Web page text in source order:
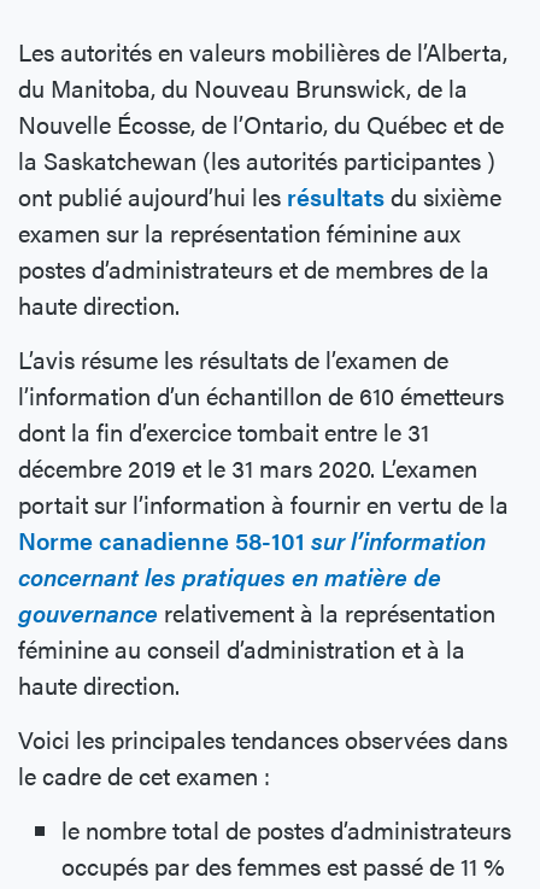
Les autorités en valeurs mobilières de l’Alberta,
du Manitoba, du Nouveau Brunswick, de la
Nouvelle Écosse, de l’Ontario, du Québec et de
la Saskatchewan (les autorités participantes )
ont publié aujourd’hui les résultatsdu sixième
examen sur la représentation féminine aux
postes d’administrateurs et de membres de la
haute direction.
L’avis résume les résultats de l’examen de
l’information d’un échantillon de 610 émetteurs
dont la fin d’exercice tombait entre le 31
décembre 2019 et le 31 mars 2020. L’examen
portait sur l’information à fournir en vertu de la
Norme canadienne 58-101 sur l’information
concernant les pratiques en matière de
gouvernance relativement à la représentation
féminine au conseil d’administration et à la
haute direction.
Voici les principales tendances observées dans
le cadre de cet examen :
le nombre total de postes d’administrateurs
occupés par des femmes est passé de 11 %